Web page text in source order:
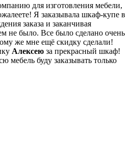
для изготовления мебели,
Я заказывала шкаф-купе в
заказа и заканчивая
не было. Все было сделано очень
же мне ещё скидку сделали!
Алексею за прекрасный шкаф!
мебель буду заказывать только